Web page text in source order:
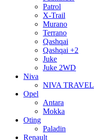
Patrol
X-Trail
Murano
Terrano
Qashqai
Qashqai +2
Juke
Juke 2WD
Niva
NIVA TRAVEL
Opel
Antara
Mokka
Oting
Paladin
Renault